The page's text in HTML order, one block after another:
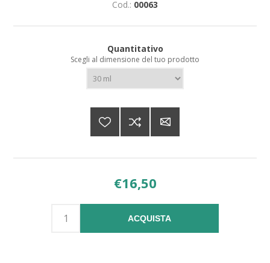
Cod.: 00063
Quantitativo
Scegli al dimensione del tuo prodotto
€16,50
ACQUISTA